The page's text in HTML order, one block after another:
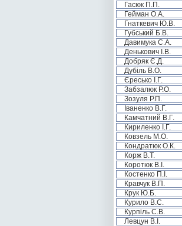
Гасюк П.П.
Гейман О.А.
Гнаткевич Ю.В.
Губський Б.В.
Давимука С.А.
Денькович І.В.
Добряк Є.Д.
Дубіль В.О.
Єресько І.Г.
Забзалюк Р.О.
Зозуля Р.П.
Іваненко В.Г.
Камчатний В.Г.
Кириленко І.Г.
Ковзель М.О.
Кондратюк О.К.
Корж В.Т.
Коротюк В.І.
Костенко П.І.
Кравчук В.П.
Крук Ю.Б.
Курило В.С.
Курпіль С.В.
Левцун В.І.